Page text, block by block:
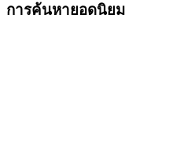
การค้นหายอดนิยม